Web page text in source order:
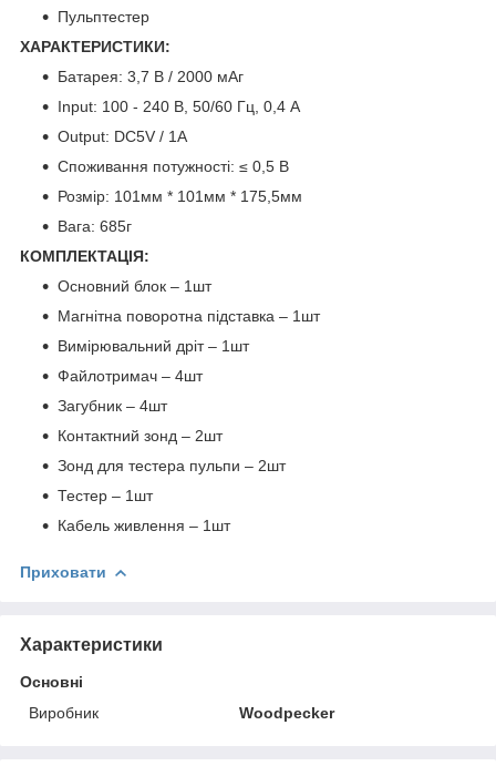
Пульптестер
ХАРАКТЕРИСТИКИ:
Батарея: 3,7 В / 2000 мАг
Input: 100 - 240 В, 50/60 Гц, 0,4 А
Output: DC5V / 1A
Споживання потужності: ≤ 0,5 В
Розмір: 101мм * 101мм * 175,5мм
Вага: 685г
КОМПЛЕКТАЦІЯ:
Основний блок – 1шт
Магнітна поворотна підставка – 1шт
Вимірювальний дріт – 1шт
Файлотримач – 4шт
Загубник – 4шт
Контактний зонд – 2шт
Зонд для тестера пульпи – 2шт
Тестер – 1шт
Кабель живлення – 1шт
Приховати
Характеристики
Основні
Виробник
Woodpecker